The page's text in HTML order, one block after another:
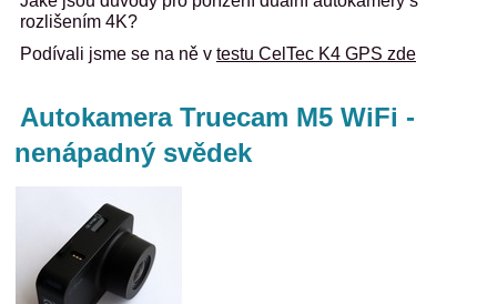
rozlišením 4K?
Podívali jsme se na ně v testu CelTec K4 GPS zde
Autokamera Truecam M5 WiFi -
nenápadný svědek